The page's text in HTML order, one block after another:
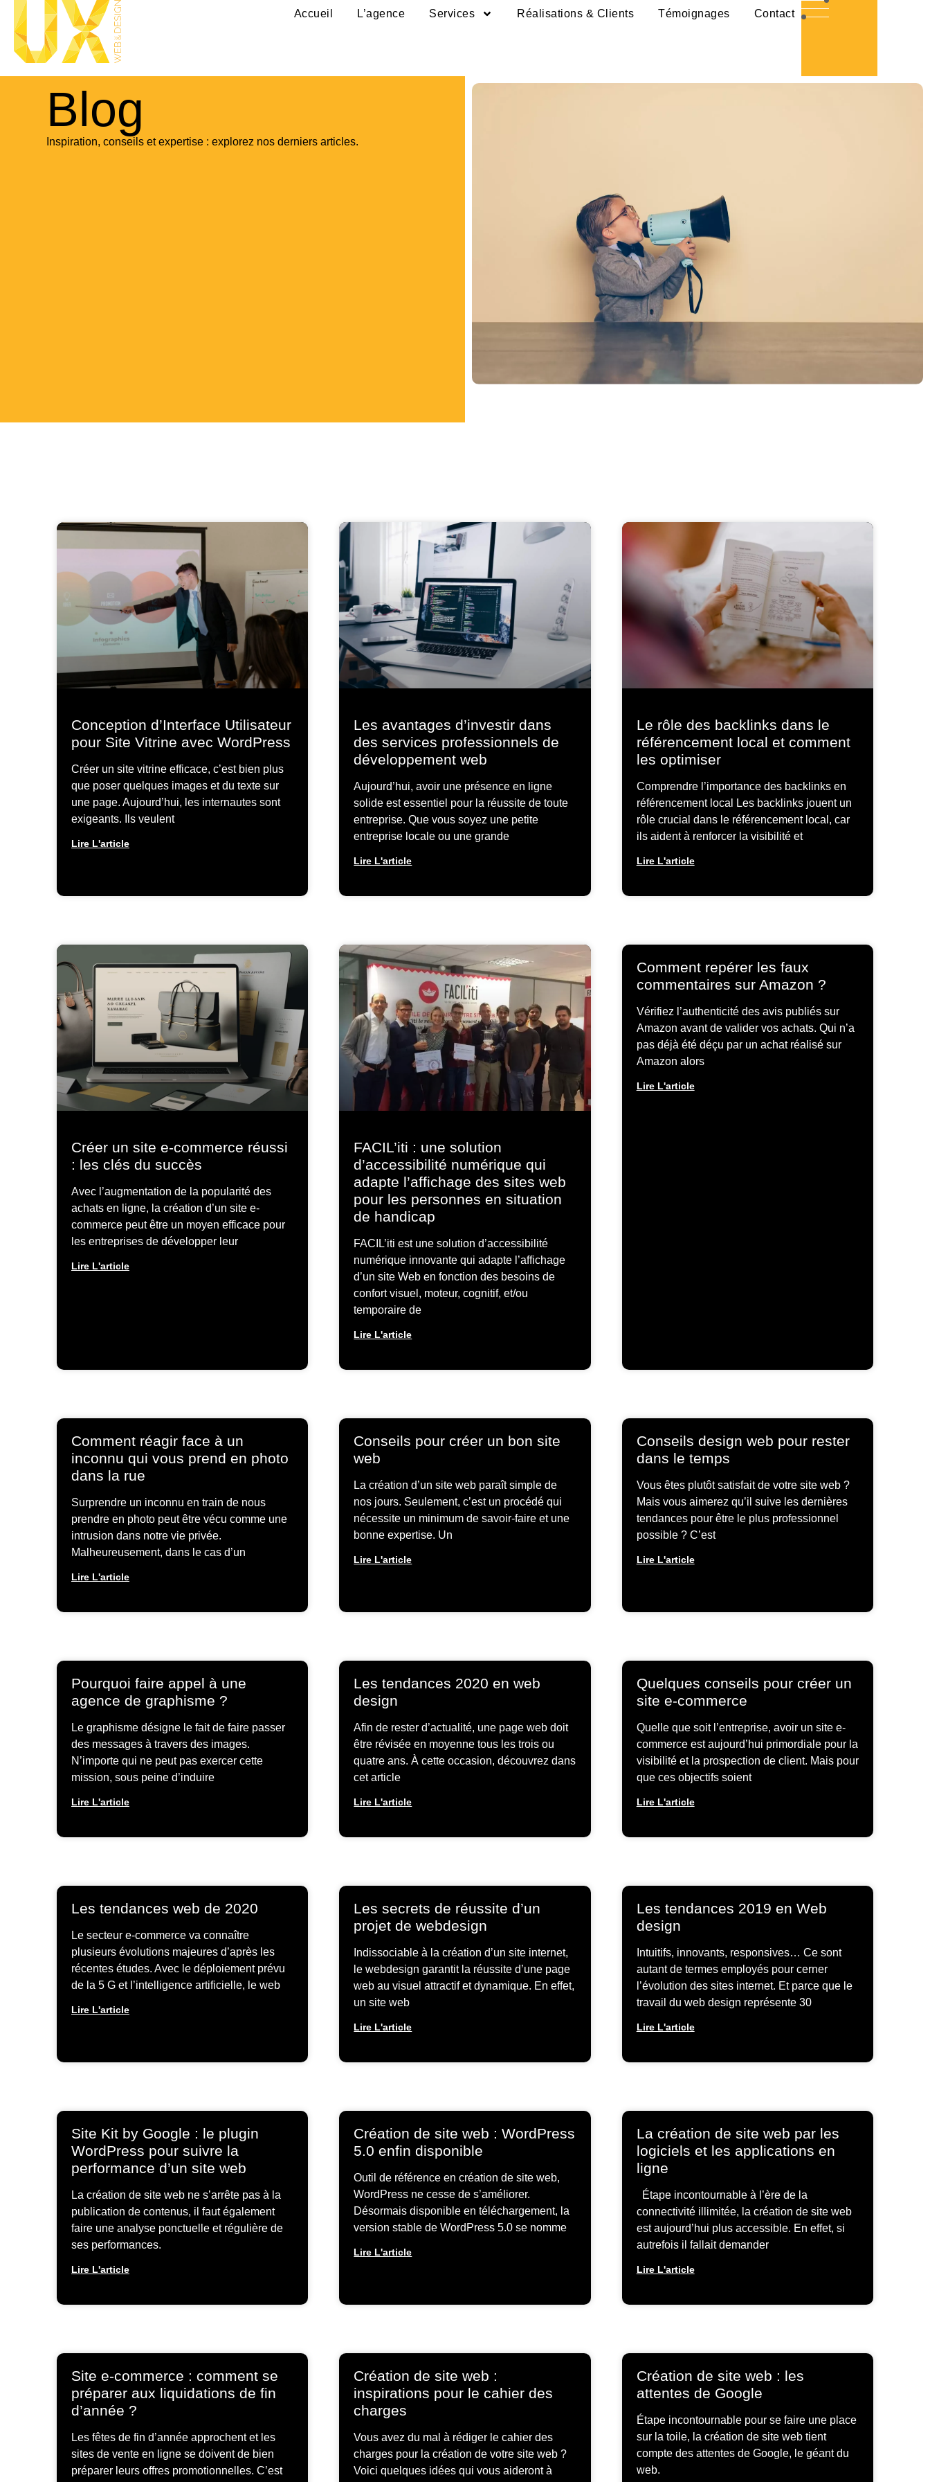
Accueil L’agence Services Réalisations & Clients Témoignages Contact
Blog
Inspiration, conseils et expertise : explorez nos derniers articles.
Conception d’Interface Utilisateur
pour Site Vitrine avec WordPress
Créer un site vitrine efficace, c’est bien plus
que poser quelques images et du texte sur
une page. Aujourd’hui, les internautes sont
exigeants. Ils veulent
Lire L'article
Les avantages d’investir dans
des services professionnels de
développement web
Aujourd’hui, avoir une présence en ligne
solide est essentiel pour la réussite de toute
entreprise. Que vous soyez une petite
entreprise locale ou une grande
Lire L'article
Le rôle des backlinks dans le
référencement local et comment
les optimiser
Comprendre l’importance des backlinks en
référencement local Les backlinks jouent un
rôle crucial dans le référencement local, car
ils aident à renforcer la visibilité et
Lire L'article
Créer un site e-commerce réussi
: les clés du succès
Avec l’augmentation de la popularité des
achats en ligne, la création d’un site e-
commerce peut être un moyen efficace pour
les entreprises de développer leur
Lire L'article
FACIL’iti : une solution
d’accessibilité numérique qui
adapte l’affichage des sites web
pour les personnes en situation
de handicap
FACIL’iti est une solution d’accessibilité
numérique innovante qui adapte l’affichage
d’un site Web en fonction des besoins de
confort visuel, moteur, cognitif, et/ou
temporaire de
Lire L'article
Comment repérer les faux
commentaires sur Amazon ?
Vérifiez l’authenticité des avis publiés sur
Amazon avant de valider vos achats. Qui n’a
pas déjà été déçu par un achat réalisé sur
Amazon alors
Lire L'article
Comment réagir face à un
inconnu qui vous prend en photo
dans la rue
Surprendre un inconnu en train de nous
prendre en photo peut être vécu comme une
intrusion dans notre vie privée.
Malheureusement, dans le cas d’un
Lire L'article
Conseils pour créer un bon site
web
La création d’un site web paraît simple de
nos jours. Seulement, c’est un procédé qui
nécessite un minimum de savoir-faire et une
bonne expertise. Un
Lire L'article
Conseils design web pour rester
dans le temps
Vous êtes plutôt satisfait de votre site web ?
Mais vous aimerez qu’il suive les dernières
tendances pour être le plus professionnel
possible ? C’est
Lire L'article
Pourquoi faire appel à une
agence de graphisme ?
Le graphisme désigne le fait de faire passer
des messages à travers des images.
N’importe qui ne peut pas exercer cette
mission, sous peine d’induire
Lire L'article
Les tendances 2020 en web
design
Afin de rester d’actualité, une page web doit
être révisée en moyenne tous les trois ou
quatre ans. À cette occasion, découvrez dans
cet article
Lire L'article
Quelques conseils pour créer un
site e-commerce
Quelle que soit l’entreprise, avoir un site e-
commerce est aujourd’hui primordiale pour la
visibilité et la prospection de client. Mais pour
que ces objectifs soient
Lire L'article
Les tendances web de 2020
Le secteur e-commerce va connaître
plusieurs évolutions majeures d’après les
récentes études. Avec le déploiement prévu
de la 5 G et l’intelligence artificielle, le web
Lire L'article
Les secrets de réussite d’un
projet de webdesign
Indissociable à la création d’un site internet,
le webdesign garantit la réussite d’une page
web au visuel attractif et dynamique. En effet,
un site web
Lire L'article
Les tendances 2019 en Web
design
Intuitifs, innovants, responsives… Ce sont
autant de termes employés pour cerner
l’évolution des sites internet. Et parce que le
travail du web design représente 30
Lire L'article
Site Kit by Google : le plugin
WordPress pour suivre la
performance d’un site web
La création de site web ne s’arrête pas à la
publication de contenus, il faut également
faire une analyse ponctuelle et régulière de
ses performances.
Lire L'article
Création de site web : WordPress
5.0 enfin disponible
Outil de référence en création de site web,
WordPress ne cesse de s’améliorer.
Désormais disponible en téléchargement, la
version stable de WordPress 5.0 se nomme
Lire L'article
La création de site web par les
logiciels et les applications en
ligne
Étape incontournable à l’ère de la
connectivité illimitée, la création de site web
est aujourd’hui plus accessible. En effet, si
autrefois il fallait demander
Lire L'article
Site e-commerce : comment se
préparer aux liquidations de fin
d’année ?
Les fêtes de fin d’année approchent et les
sites de vente en ligne se doivent de bien
préparer leurs offres promotionnelles. C’est
Création de site web :
inspirations pour le cahier des
charges
Vous avez du mal à rédiger le cahier des
charges pour la création de votre site web ?
Voici quelques idées qui vous aideront à
Création de site web : les
attentes de Google
Étape incontournable pour se faire une place
sur la toile, la création de site web tient
compte des attentes de Google, le géant du
web.